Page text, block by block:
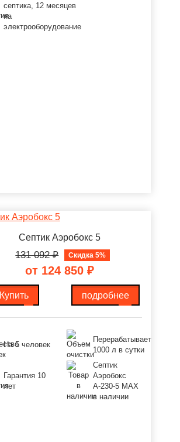
септика, 12 месяцев
на
электрооборудование
Септик Аэробокс 5
131 092₽ Скидка 5%
от 124 850 ₽
Купить подробнее
На 5 человек
Перерабатывает
1000 л в сутки
Гарантия 10
лет
Септик
Аэробокс
А-230-5 MAX
в наличии